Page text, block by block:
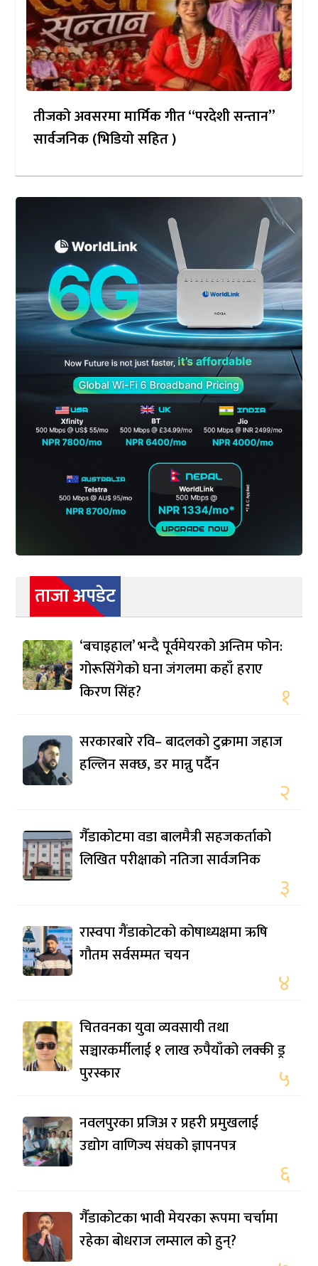
तीजको अवसरमा मार्मिक गीत “परदेशी सन्तान”
सार्वजनिक (भिडियो सहित )
ताजा अपडेट
‘बचाइहाल’ भन्दै पूर्वमेयरको अन्तिम फोन:
गोरूसिंगेको घना जंगलमा कहाँ हराए
किरण सिंह?
१
सरकारबारे रवि– बादलको टुक्रामा जहाज
हल्लिन सक्छ, डर मान्नु पर्दैन
२
गैँडाकोटमा वडा बालमैत्री सहजकर्ताको
लिखित परीक्षाको नतिजा सार्वजनिक
३
रास्वपा गैंडाकोटको कोषाध्यक्षमा ऋषि
गौतम सर्वसम्मत चयन
४
चितवनका युवा व्यवसायी तथा
सञ्चारकर्मीलाई १ लाख रुपैयाँको लक्की ड्र
पुरस्कार
५
नवलपुरका प्रजिअ र प्रहरी प्रमुखलाई
उद्योग वाणिज्य संघको ज्ञापनपत्र
६
गैँडाकोटका भावी मेयरका रूपमा चर्चामा
रहेका बोधराज लम्साल को हुन्?